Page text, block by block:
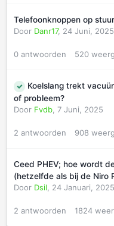
Telefoonknoppen op
Door Danr17, 24 Juni, 2025
0 antwoorden 520
Koelslang trekt
of probleem?
Door Fvdb 7 Juni, 2025
2 antwoorden 908
Ceed PHEV; hoe wordt
(hetzelfde als bij de Niro
Door Dsil 24 Januari, 2025
2 antwoorden 1824